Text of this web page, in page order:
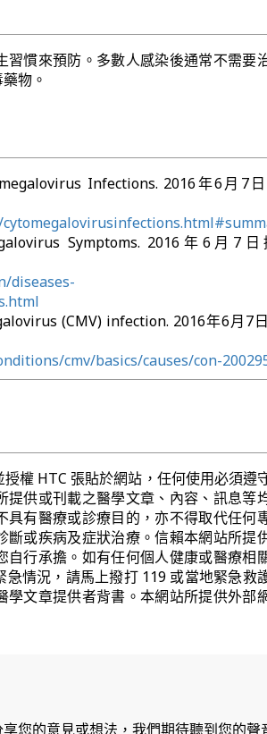
慣來預防。多數人感染後通常不需要
物。
Infections. 2016年6月7
Symptoms. 2016年6月7
diseases-
(CMV) infection. 2016年6月7
cmv/basics/causes/con-
權 HTC 張貼於網站，任何使用必須遵
供或刊載之醫學文章、內容、訊息等
有醫療或診療目的，亦不得取代任何
或疾病及症狀治療。信賴本網站所提
行承擔。如有任何個人健康或醫療相
情況，請馬上撥打 119 或當地緊急救
文章提供者背書。本網站所提供外部
您的意見或想法，我們期待聽到您的聲